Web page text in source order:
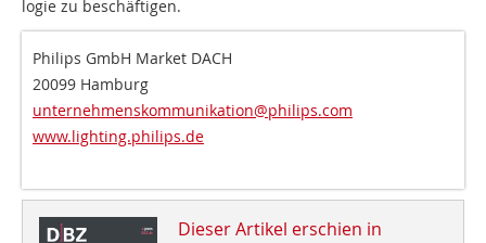
logie zu beschäftigen.
Philips GmbH Market DACH
20099 Hamburg
unternehmenskommunikation@philips.com
www.lighting.philips.de
Dieser Artikel erschien in